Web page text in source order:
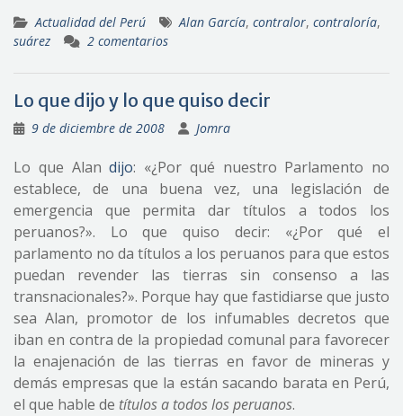
Actualidad del Perú Alan García, contralor, contraloría,
suárez
2 comentarios
Lo que dijo y lo que quiso decir
9 de diciembre de 2008 Jomra
Lo que Alandijo: «¿Por qué nuestro Parlamento no
establece, de una buena vez, una legislación de
emergencia que permita dar títulos a todos los
peruanos?». Lo que quiso decir: «¿Por qué el
parlamento no da títulos a los peruanos para que estos
puedan revender las tierras sin consenso a las
transnacionales?». Porque hay que fastidiarse que justo
sea Alan, promotor de los infumables decretos que
iban en contra de la propiedad comunal para favorecer
la enajenación de las tierras en favor de mineras y
demás empresas que la están sacando barata en Perú,
el que hable de títulos a todos los peruanos.